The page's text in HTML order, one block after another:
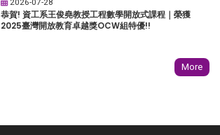
恭賀! 資工系王俊堯教授工程數學開放式課程｜榮獲
2025臺灣開放教育卓越獎OCW組特優!!
More